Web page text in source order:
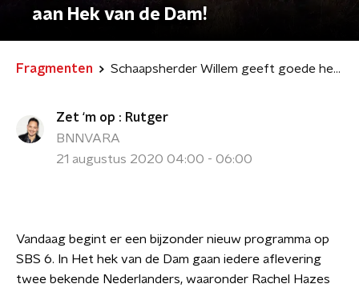
aan Hek van de Dam!
Fragmenten Schaapsherder Willem geeft goede herder tips voor de deelnemers aan Hek van de Dam!
Zet ‘m op : Rutger
BNNVARA
21 augustus 2020 04:00 - 06:00
Vandaag begint er een bijzonder nieuw programma op
SBS 6. In Het hek van de Dam gaan iedere aflevering
twee bekende Nederlanders, waaronder Rachel Hazes